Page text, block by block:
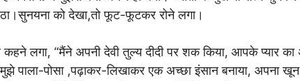
को देखा,तो फूट-फूटकर रोने लगा।
लगा, “मैंने अपनी देवी तुल्य दीदी पर शक किया, आपके प्यार का
पाला-पोसा ,पढ़ाकर-लिखाकर एक अच्छा इंसान बनाया, अपना